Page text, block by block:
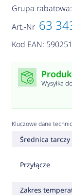
Art.-Nr 63
Kod EAN:
Grupa rabatowa:
Wysyłka
Kluczowe dane
Średnica tarczy
Przyłącze
Zakres